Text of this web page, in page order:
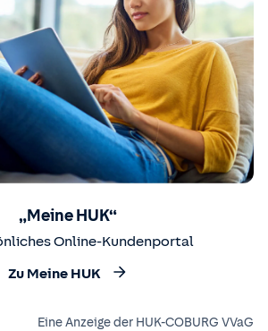
„Meine HUK“
Online-Kundenportal
Zu Meine HUK
Eine Anzeige der HUK-COBURG VVaG